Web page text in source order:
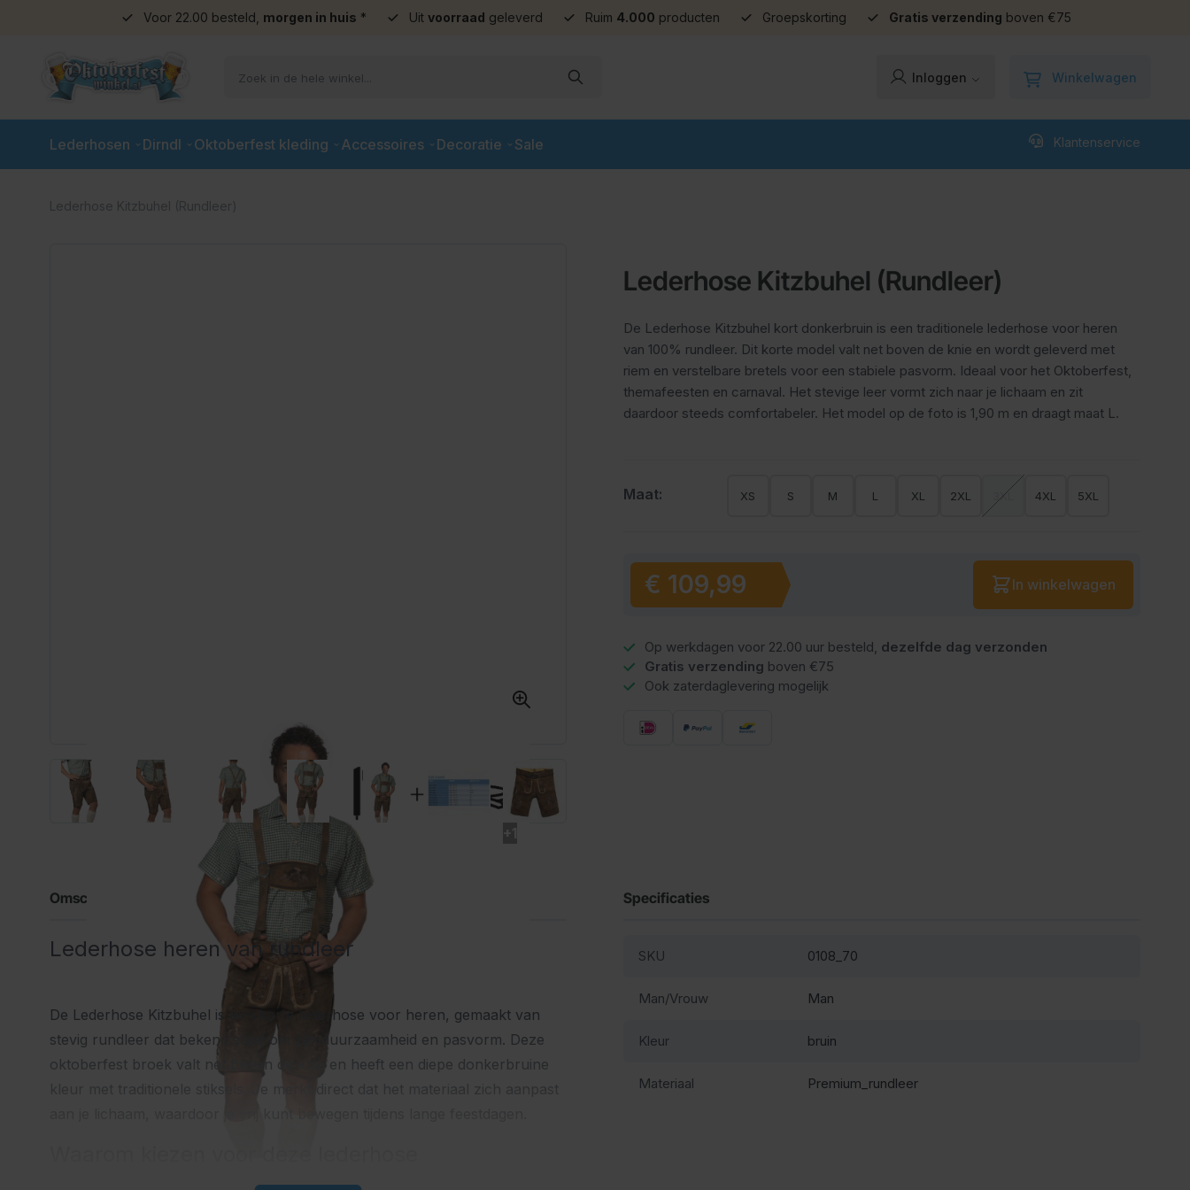
Voor 22.00 besteld, morgen in huis * Uit voorraad geleverd Ruim 4.000 producten Groepskorting Gratis verzending boven €75
Inloggen Winkelwagen
Lederhosen Dirndl Oktoberfest kleding Accessoires Decoratie Sale Klantenservice
Lederhose Kitzbuhel (Rundleer)
Lederhose Kitzbuhel (Rundleer)
De Lederhose Kitzbuhel kort donkerbruin is een traditionele lederhose voor heren
van 100% rundleer. Dit korte model valt net boven de knie en wordt geleverd met
riem en verstelbare bretels voor een stabiele pasvorm. Ideaal voor het Oktoberfest,
themafeesten en carnaval. Het stevige leer vormt zich naar je lichaam en zit
daardoor steeds comfortabeler. Het model op de foto is 1,90 m en draagt maat L.
Maat: XS S M L XL 2XL 3XL 4XL 5XL
Vanaf:
€ 109,99
Aantal
In winkelwagen
Op werkdagen voor 22.00 uur besteld, dezelfde dag verzonden
Gratis verzending boven €75
Ook zaterdaglevering mogelijk
Omschrijving
Lederhose heren van rundleer
De Lederhose Kitzbuhel is een korte lederhose voor heren, gemaakt van
stevig rundleer dat bekend staat om zijn duurzaamheid en pasvorm. Deze
oktoberfest broek valt net boven de knie en heeft een diepe donkerbruine
Specificaties
SKU 0108_70
Man/Vrouw Man
Kleur bruin
Materiaal Premium_rundleer